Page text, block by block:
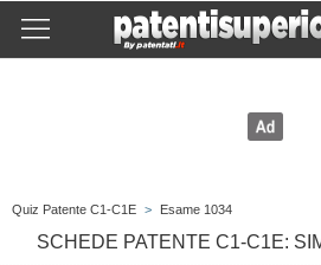
Quiz Patente C1-C1E > Esame 1034
SCHEDE PATENTE C1-C1E: